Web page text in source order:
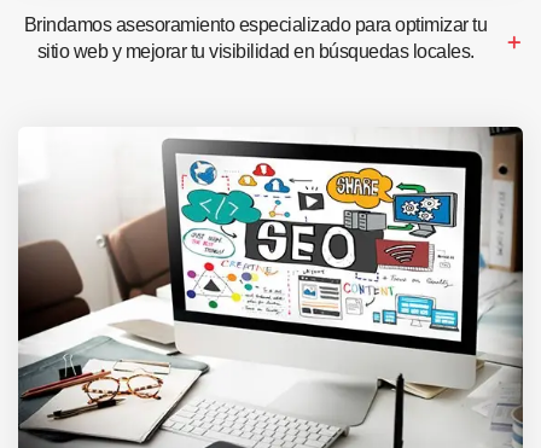
Brindamos asesoramiento especializado para optimizar tu
sitio web y mejorar tu visibilidad en búsquedas locales.